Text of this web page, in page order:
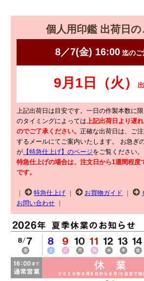
個人用印鑑 出荷日の
上記出荷日は目安です。一日の作製本数に
のタイミングによっては 上記出荷日より遅
のでご了承ください。正確な出荷日は、ご
するメールにてご案内いたします。 お急ぎ
が 【特急仕上げ】のページをご覧ください。
特急仕上げの場合は、注文日から1週間程度
です。
｜ 特急仕上げ ｜ お買物ガイド ｜
お問い合わせ ｜